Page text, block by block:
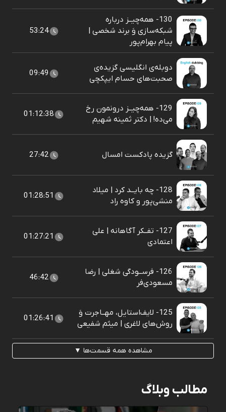
130- همه‌چیــز درباره
شبکه‌سازی وَ برند شخصی |
پيام بهرام‌پور
53:24
دوبله‌ی انگلیسی گزیده‌ی
صحبت‌های حسام ایپکچی
09:49
129- همه‌چیــز درونمون رخ
می‌ده! | دکتر ثمینه شهیم
01:12:38
گزیده پادکست امسال 27:42
128- چه بایــد کرد | میلاد
منشی‌پور و کاوه راد
01:28:51
127- تفــکر آگاهانه | علی
اعتمادی
01:27:21
126- فرســودگی شغلی | رضا
مسعودی‌فر
46:42
125- لایف‌استایل، مهــاجرت وَ
روش‌های لاغری | میثم شفیعی
01:26:41
مشاهده همه قسمت‌ها ▼
مطالب وبلاگ